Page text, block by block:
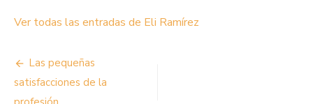
Ver todas las entradas de Eli Ramírez
Navegación
de
Las pequeñas
satisfacciones de la